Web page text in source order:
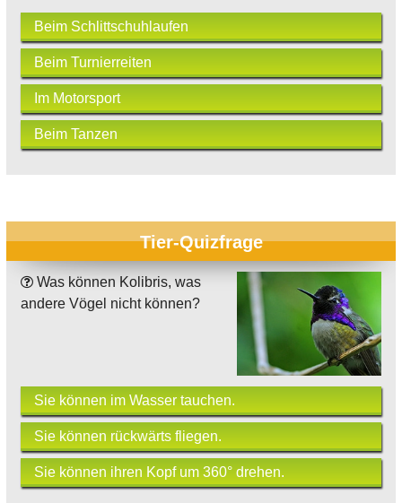
Beim Schlittschuhlaufen
Beim Turnierreiten
Im Motorsport
Beim Tanzen
Tier-Quizfrage
Was können Kolibris, was
andere Vögel nicht können?
Sie können im Wasser tauchen.
Sie können rückwärts fliegen.
Sie können ihren Kopf um 360° drehen.